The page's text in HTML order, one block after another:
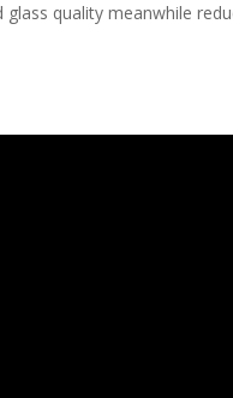
quality meanwhile